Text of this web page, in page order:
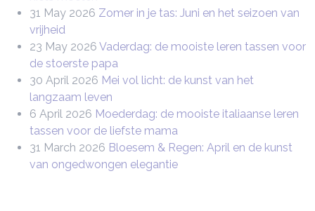
31 May 2026 Zomer in je tas: Juni en het seizoen van
vrijheid
23 May 2026 Vaderdag: de mooiste leren tassen voor
de stoerste papa
30 April 2026 Mei vol licht: de kunst van het
langzaam leven
6 April 2026 Moederdag: de mooiste italiaanse leren
tassen voor de liefste mama
31 March 2026 Bloesem & Regen: April en de kunst
van ongedwongen elegantie